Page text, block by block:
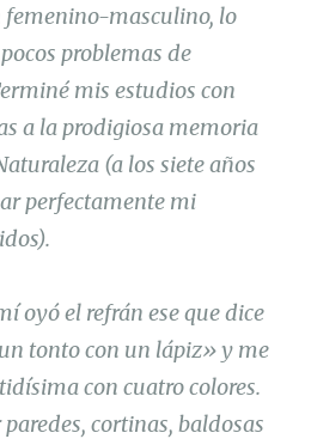
femenino-masculino, lo
problemas de
mis estudios con
a la prodigiosa memoria
(a los siete años
perfectamente mi
oyó el refrán ese que dice
tonto con un lápiz» y me
con cuatro colores.
cortinas, baldosas